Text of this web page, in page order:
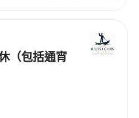
（包括通宵